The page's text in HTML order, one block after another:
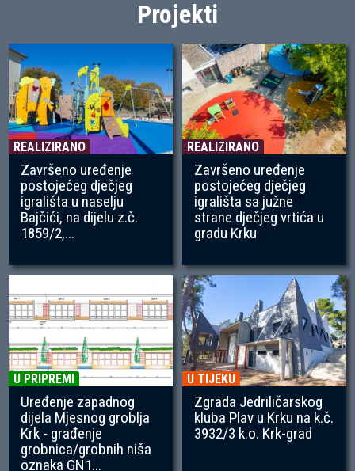
Projekti
REALIZIRANO
Završeno uređenje
postojećeg dječjeg
igrališta u naselju
Bajčići, na dijelu z.č.
1859/2,...
REALIZIRANO
Završeno uređenje
postojećeg dječjeg
igrališta sa južne
strane dječjeg vrtića u
gradu Krku
U PRIPREMI
Uređenje zapadnog
dijela Mjesnog groblja
Krk - građenje
grobnica/grobnih niša
oznaka GN1...
U TIJEKU
Zgrada Jedriličarskog
kluba Plav u Krku na k.č.
3932/3 k.o. Krk-grad